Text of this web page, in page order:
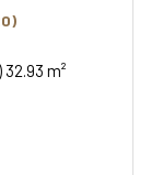
Appartement 1 pièce(s) 1 chambre(s) 32.93 m²